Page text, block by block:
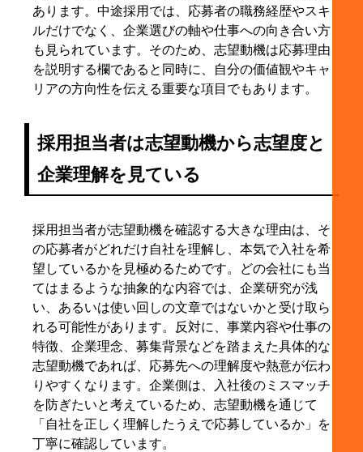
6-3. 第二新卒の転職で意識したいポイント
6-4. 一度離れた職種に戻る場合の伝え方
6-5. 30代・40代の転職で意識したい即戦力性の示
し方
7-1. 履歴書では200〜300字を目安に簡潔にまと
める
7-2. 職務経歴書では実績や再現性を補足して説得
7-3. 面接では書類の内容を軸にしながら具体例を
加えて話す
7-4. 面接では内容だけでなく話し方や態度も評価
される
8. 転職の志望動機が思いつかないときの対処法
8-1. 応募した求人のどこに惹かれたかを書き出し
てみる
8-2. 例文は構成の参考にして自分の経験に置き換
える
8-3. 企業の採用ページや社員インタビューから具
あります。中途採用では、応募者の職務経歴やスキ
ルだけでなく、企業選びの軸や仕事への向き合い方
も見られています。そのため、志望動機は応募理由
を説明する欄であると同時に、自分の価値観やキャ
リアの方向性を伝える重要な項目でもあります。
採用担当者は志望動機から志望度と
企業理解を見ている
採用担当者が志望動機を確認する大きな理由は、そ
の応募者がどれだけ自社を理解し、本気で入社を希
望しているかを見極めるためです。どの会社にも当
てはまるような抽象的な内容では、企業研究が浅
い、あるいは使い回しの文章ではないかと受け取ら
れる可能性があります。反対に、事業内容や仕事の
特徴、企業理念、募集背景などを踏まえた具体的な
志望動機であれば、応募先への理解度や熱意が伝わ
りやすくなります。企業側は、入社後のミスマッチ
を防ぎたいと考えているため、志望動機を通じて
「自社を正しく理解したうえで応募しているか」を
丁寧に確認しています。